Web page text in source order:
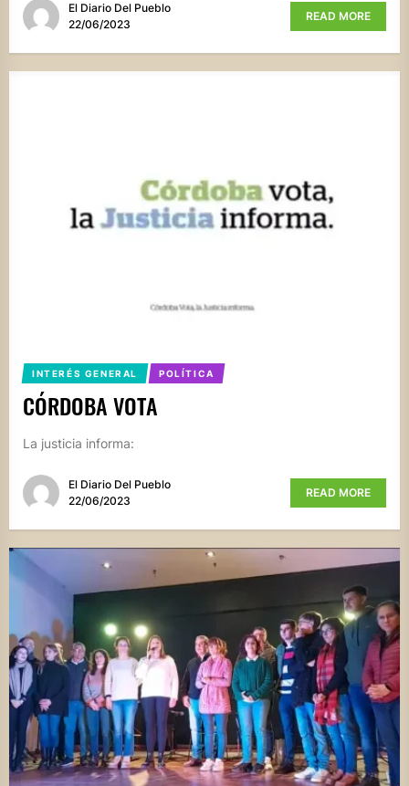
El Diario Del Pueblo
22/06/2023
READ MORE
INTERÉS GENERAL POLÍTICA
CÓRDOBA VOTA
La justicia informa:
El Diario Del Pueblo
22/06/2023
READ MORE